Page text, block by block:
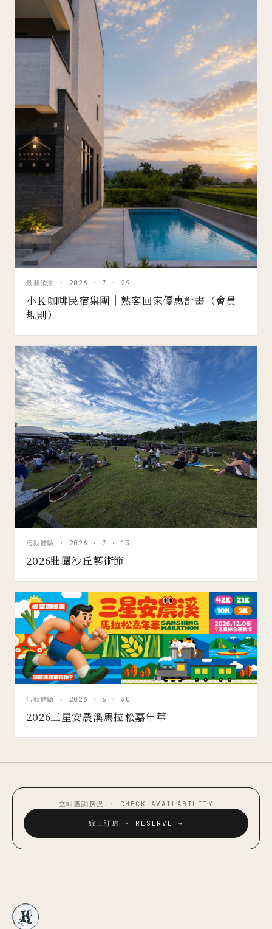
最新消息 · 2026 · 7 · 29
小Ｋ咖啡民宿集團｜熟客回家優惠計畫（會員
規則）
活動體驗 · 2026 · 7 · 13
2026壯圍沙丘藝術節
活動體驗 · 2026 · 6 · 30
2026三星安農溪馬拉松嘉年華
立即查詢房況 · CHECK AVAILABILITY
線上訂房 · RESERVE →